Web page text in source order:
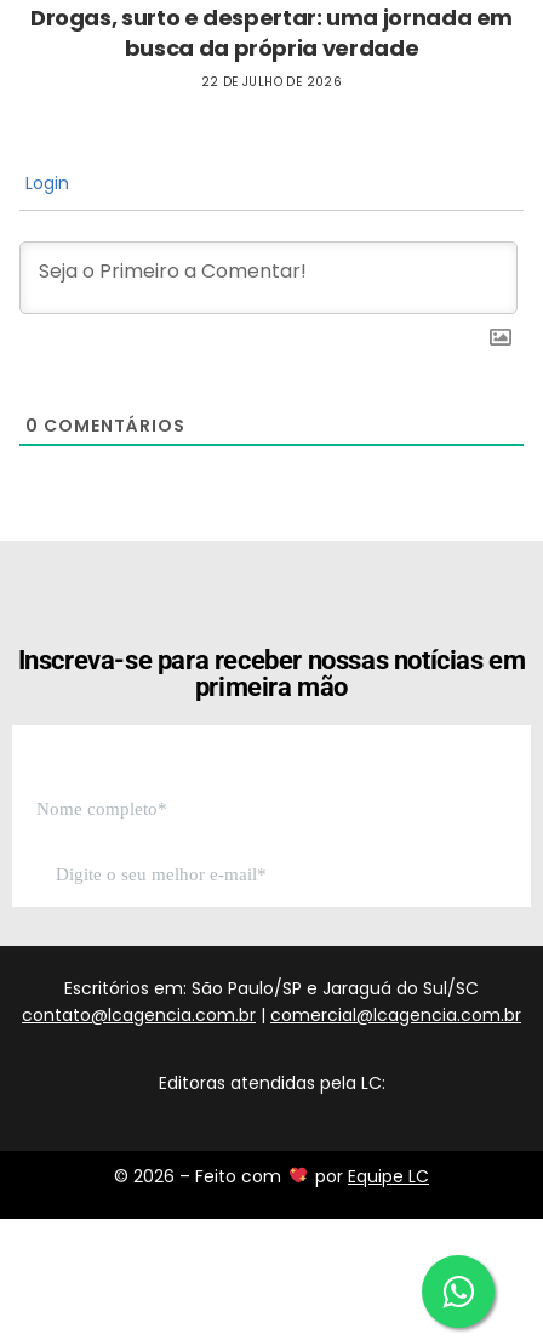
Drogas, surto e despertar: uma jornada em
busca da própria verdade
22 DE JULHO DE 2026
Login
0 COMENTÁRIOS
Inscreva-se para receber nossas notícias em
primeira mão
Escritórios em: São Paulo/SP e Jaraguá do Sul/SC
contato@lcagencia.com.br | comercial@lcagencia.com.br
Editoras atendidas pela LC:
© 2026 – Feito com por Equipe LC